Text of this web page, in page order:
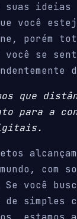
suas ideias
você
porém
você se
que
para a
com
você
de simples